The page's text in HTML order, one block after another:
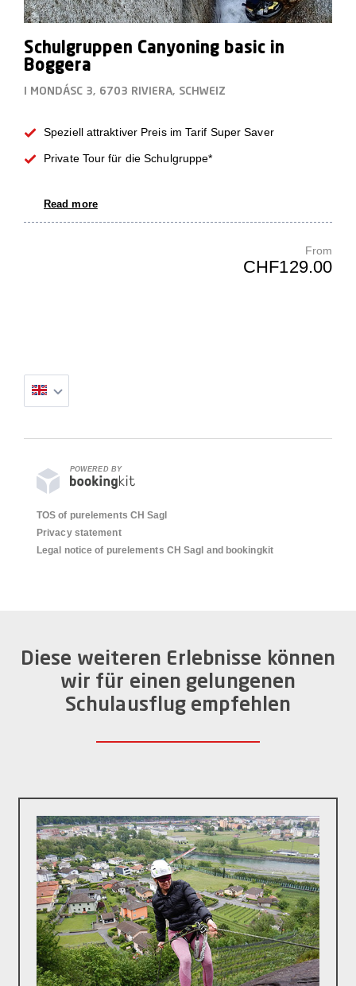
Schulgruppen Canyoning basic in
Boggera
I MONDÁSC 3, 6703 RIVIERA, SCHWEIZ
Speziell attraktiver Preis im Tarif Super Saver
Private Tour für die Schulgruppe*
Read more
From
CHF129.00
POWERED BY
TOS of purelements CH Sagl
Privacy statement
Legal notice of purelements CH Sagl and bookingkit
Diese weiteren Erlebnisse können
wir für einen gelungenen
Schulausflug empfehlen